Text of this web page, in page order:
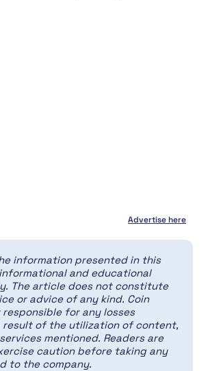
Advertise here
information presented in this
and educational
The article does not constitute
or advice of any kind. Coin
for any losses
result of the utilization of content,
mentioned. Readers are
caution before taking any
to the company.